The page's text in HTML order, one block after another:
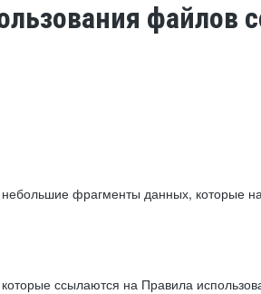
файлов
фрагменты данных, которые
которые ссылаются на Правила